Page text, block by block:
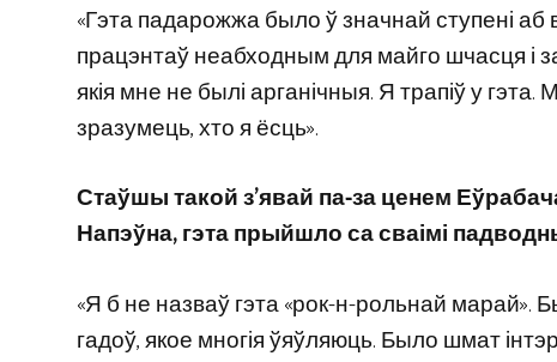
«Гэта падарожжа было ў значнай ступені аб
працэнтаў неабходным для майго шчасця і
якія мне не былі арганічныя. Я трапіў у
зразумець, хто я ёсць».
Стаўшы такой з’явай па-за ценем
Напэўна, гэта прыйшло са сваімі
«Я б не назваў гэта «рок-н-рольнай марай».
гадоў, якое многія ўяўляюць. Было шмат